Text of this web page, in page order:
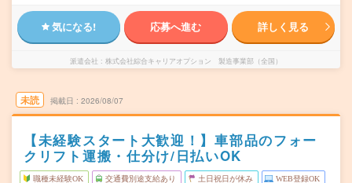
気になる! 応募へ進む 詳しく見る
派遣会社 株式会社綜合キャリアオプション 製造事業部（全国）
未読 掲載日 2026/08/07
【未経験スタート大歓迎！】車部品のフォー
クリフト運搬・仕分け/日払いOK
職種未経験OK 交通費別途支給あり 土日祝日が休み WEB登録OK